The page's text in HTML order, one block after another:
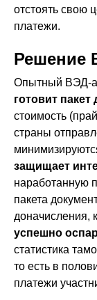
отстоять свою
платежи.
Решение
Опытный ВЭД-
готовит пакет
стоимость
страны
защищает
наработанную
пакета
доначисления,
успешно
статистика
то есть в
платежи